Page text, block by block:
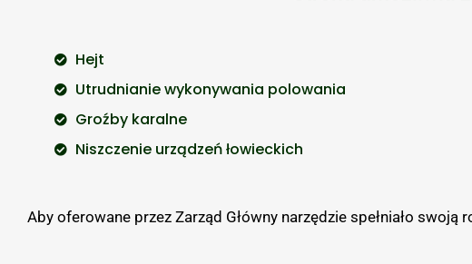
Hejt
Utrudnianie wykonywania polowania
Groźby karalne
Niszczenie urządzeń łowieckich
Aby oferowane przez Zarząd Główny narzędzie spełniało